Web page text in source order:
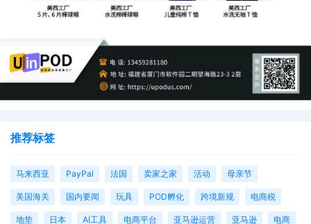
完成的整改操作，附上修改后的商品信息截图、佐证材料等；也可
4. **跟进申诉进度**：
提交后3 - 5个工作日留意回复，若申诉被驳回，可补充非玩具类相
门，说明情况并请求重新审核。
为广大卖家敲响了警钟。面对“儿童产品误判”，卖家们唯有主动优
化、积极应对，才能在保障账户安全的同时，守护来之不易的业务
成果。POD文案创作也应更加注重避免敏感词汇，以减少被误判的
推荐标签
马来西亚 PayPal 法国 卖家之家 活动 母亲节
美国海关 国内要闻 玩具 POD孵化 跨境新规 电商税
地垫 日本 AI工具 电商平台 亚马逊运营 亚马逊 电商